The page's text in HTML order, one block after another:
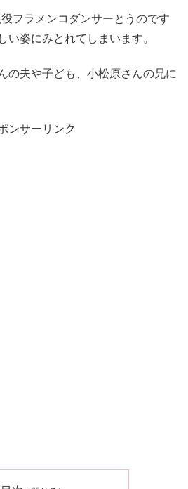
フラメンコダンサーとうのです
い姿にみとれてしまいます。
の夫や子ども、小松原さんの兄に
ンサーリンク